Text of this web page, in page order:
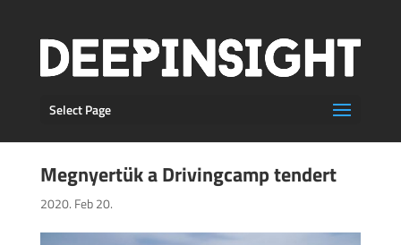
Select Page
Megnyertük a Drivingcamp tendert
2020. Feb 20.